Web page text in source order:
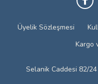
Üyelik Sözleşmesi
Kargo
Selanik Caddesi 82/